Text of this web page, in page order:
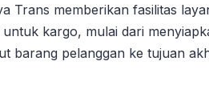
Trans memberikan fasilitas
kargo, mulai dari
barang pelanggan ke tujuan